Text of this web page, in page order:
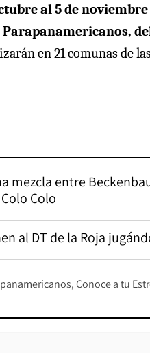
al 5 de
en 21 comunas de
entre
Colo
al DT de la Roja
Conoce a tu